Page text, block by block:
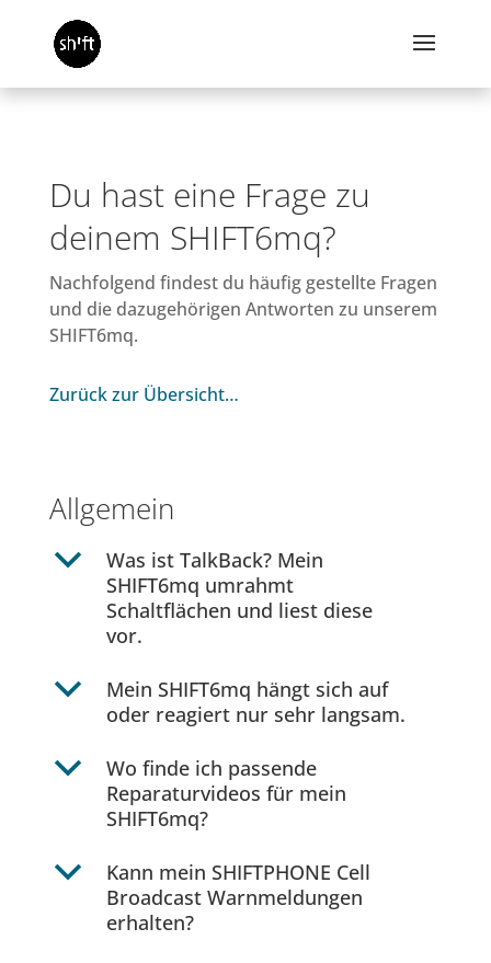
Du hast eine Frage zu
deinem SHIFT6mq?
Nachfolgend findest du häufig gestellte Fragen
und die dazugehörigen Antworten zu unserem
SHIFT6mq.
Zurück zur Übersicht…
Allgemein
b
Was ist TalkBack? Mein
SHIFT6mq umrahmt
Schaltflächen und liest diese
vor.
b
Mein SHIFT6mq hängt sich auf
oder reagiert nur sehr langsam.
b
Wo finde ich passende
Reparaturvideos für mein
SHIFT6mq?
b
Kann mein SHIFTPHONE Cell
Broadcast Warnmeldungen
erhalten?